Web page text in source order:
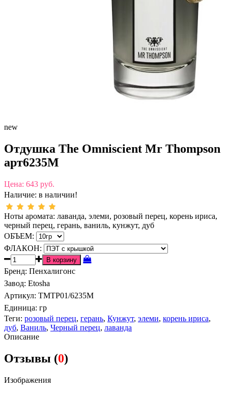
new
Отдушка The Omniscient Mr Thompson
арт6235M
Цена: 643 руб.
Наличие: в наличии!
Ноты аромата: лаванда, элеми, розовый перец, корень ириса,
черный перец, герань, ваниль, кунжут, дуб
ОБЪЕМ:
ФЛАКОН:
Бренд: Пенхалигонс
Завод: Etosha
Артикул: TMTP01/6235M
Единица: гр
Теги: розовый перец, герань, Кунжут, элеми, корень ириса,
дуб, Ваниль, Черный перец, лаванда
Описание
Отзывы (0)
Изображения